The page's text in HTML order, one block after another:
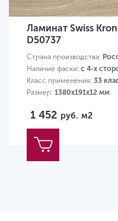
Ламинат Swiss
D50737
Страна производства:
Наличие фаски: с 4-х
Класс применения: 33
Размер: 1380х191х12 мм
1 452 руб. м2